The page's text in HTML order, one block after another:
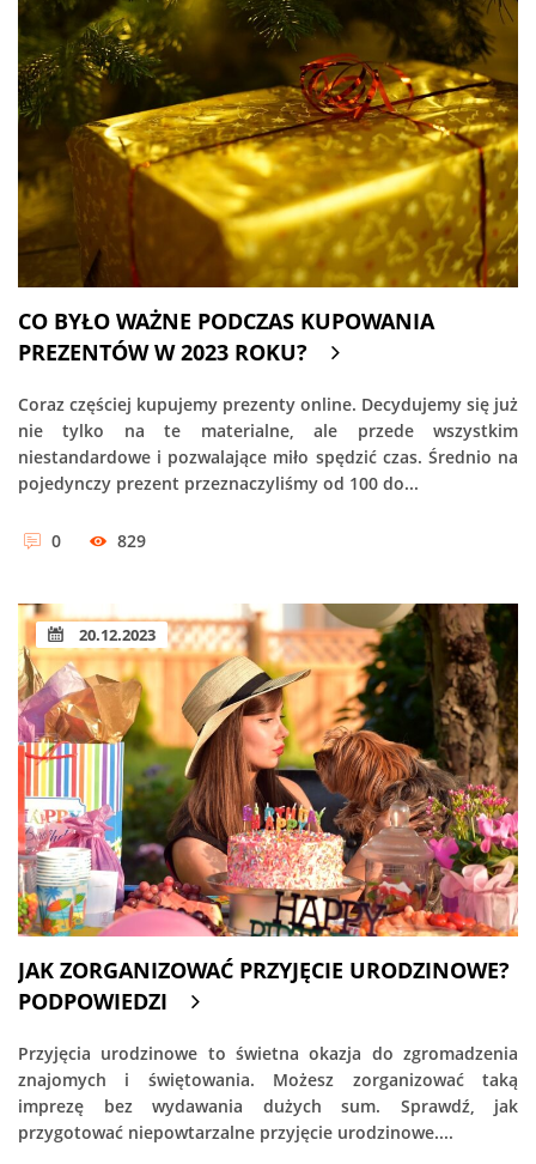
CO BYŁO WAŻNE PODCZAS KUPOWANIA
PREZENTÓW W 2023 ROKU?
Coraz częściej kupujemy prezenty online. Decydujemy się już
nie tylko na te materialne, ale przede wszystkim
niestandardowe i pozwalające miło spędzić czas. Średnio na
pojedynczy prezent przeznaczyliśmy od 100 do...
0 829
20.12.2023
JAK ZORGANIZOWAĆ PRZYJĘCIE URODZINOWE?
PODPOWIEDZI
Przyjęcia urodzinowe to świetna okazja do zgromadzenia
znajomych i świętowania. Możesz zorganizować taką
imprezę bez wydawania dużych sum. Sprawdź, jak
przygotować niepowtarzalne przyjęcie urodzinowe....